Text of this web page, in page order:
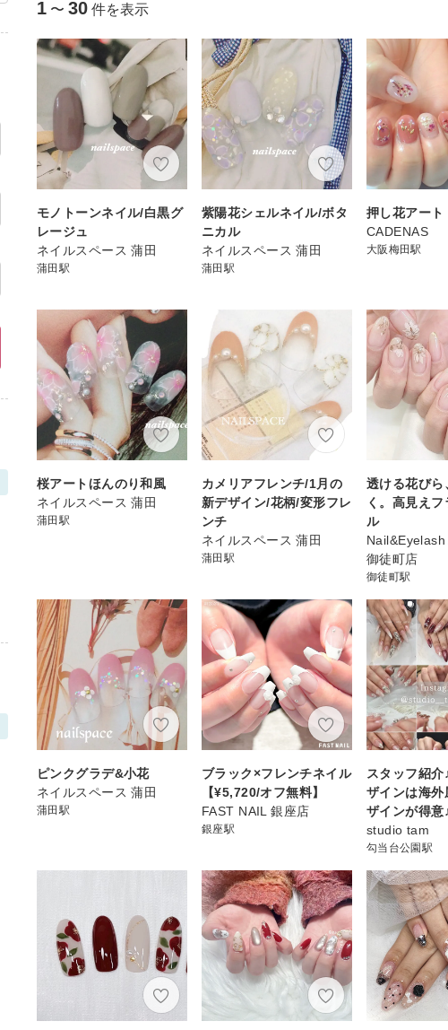
1 〜 30 件を表示
モノトーンネイル/白黒グ
レージュ
ネイルスペース 蒲田
蒲田駅
紫陽花シェルネイル/ボタ
ニカル
ネイルスペース 蒲田
蒲田駅
押し花アート
CADENAS
大阪梅田駅
桜アートほんのり和風
ネイルスペース 蒲田
蒲田駅
カメリアフレンチ/1月の
新デザイン/花柄/変形フレ
ンチ
ネイルスペース 蒲田
蒲田駅
透ける花びら
く。高見えフ
ル
御徒町店
御徒町駅
ピンクグラデ&小花
ネイルスペース 蒲田
蒲田駅
ブラック×フレンチネイル
【¥5,720/オフ無料】
FAST NAIL 銀座店
銀座駅
スタッフ紹
ザインは海外
ザインが得意
studio tam
勾当台公園駅